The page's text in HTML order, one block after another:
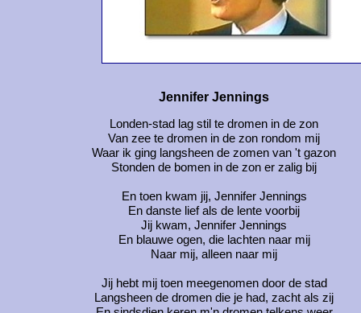
Jennifer Jennings
Londen-stad lag stil te dromen in de zon
Van zee te dromen in de zon rondom mij
Waar ik ging langsheen de zomen van 't gazon
Stonden de bomen in de zon er zalig bij
En toen kwam jij, Jennifer Jennings
En danste lief als de lente voorbij
Jij kwam, Jennifer Jennings
En blauwe ogen, die lachten naar mij
Naar mij, alleen naar mij
Jij hebt mij toen meegenomen door de stad
Langsheen de dromen die je had, zacht als zij